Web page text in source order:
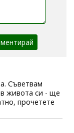
Съветвам
живота си - ще
прочетете